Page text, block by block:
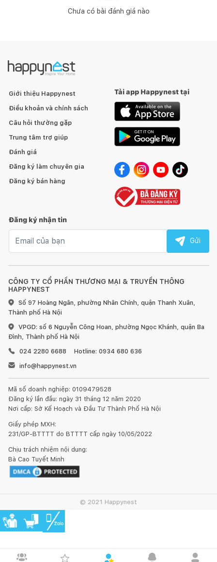
Chưa có bài đánh giá nào
CÔNG TY CỔ PHẦN THƯƠNG MẠI & TRUYỀN THÔNG
HAPPYNEST
Số 97 Hoàng Ngân, phường Nhân Chính, quận Thanh Xuân,
Thành phố Hà Nội
VPGD: số 6 Nguyễn Công Hoan, phường Ngọc Khánh, quận Ba
Đình, Thành phố Hà Nội
024 2280 6688
Hotline: 0934 680 636
info@happynest.vn
Mã số doanh nghiệp: 0109479528
Đăng ký lần đầu: ngày 31 tháng 12 năm 2020
Nơi cấp: Sở Kế Hoạch và Đầu Tư Thành Phố Hà Nội
Giấy phép MXH:
231/GP-BTTTT do BTTTT cấp ngày 10/05/2022
Chịu trách nhiệm nội dung:
Bà Cao Tuyết Minh
Giới thiệu Happynest
Điều khoản và chính sách
Câu hỏi thường gặp
Trung tâm trợ giúp
Đánh giá
Đăng ký làm chuyên gia
Đăng ký bán hàng
Tải app Happynest tại
Đăng ký nhận tin
Gửi
© 2021 Happynest